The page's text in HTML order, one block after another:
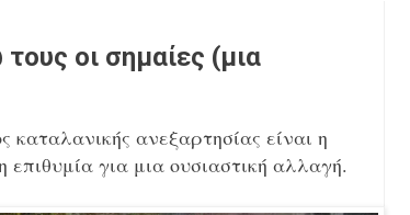
οι σημαίες (μια
καταλανικής ανεξαρτησίας είναι η
για μια ουσιαστική αλλαγή.